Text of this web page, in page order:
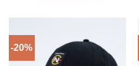
-20%